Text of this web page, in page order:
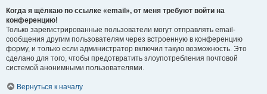
Когда я щёлкаю по ссылке «email», от меня требуют войти на
конференцию!
Только зарегистрированные пользователи могут отправлять email-
сообщения другим пользователям через встроенную в конференцию
форму, и только если администратор включил такую возможность. Это
сделано для того, чтобы предотвратить злоупотребления почтовой
системой анонимными пользователями.
Вернуться к началу